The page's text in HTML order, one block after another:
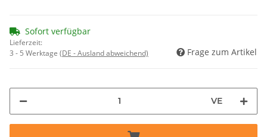
Sofort verfügbar
Lieferzeit:
3 - 5 Werktage (DE - Ausland abweichend) Frage zum Artikel
VE